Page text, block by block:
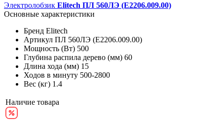
Электролобзик Elitech ПЛ 560ЛЭ (E2206.009.00)
Основные характеристики
Бренд Elitech
Артикул ПЛ 560ЛЭ (E2206.009.00)
Мощность (Вт) 500
Глубина распила дерево (мм) 60
Длина хода (мм) 15
Ходов в минуту 500-2800
Вес (кг) 1.4
Наличие товара